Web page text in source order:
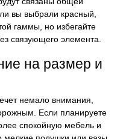
вы выбрали красный,
гаммы, но избегайте
связующего элемента.
на размер и
немало внимания,
Если планируете
спокойную мебель и